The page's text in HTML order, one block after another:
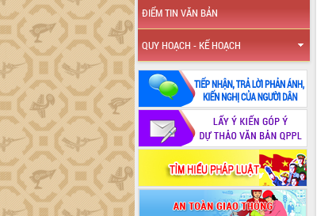
ĐIỂM TIN VĂN BẢN
QUY HOẠCH - KẾ HOẠCH